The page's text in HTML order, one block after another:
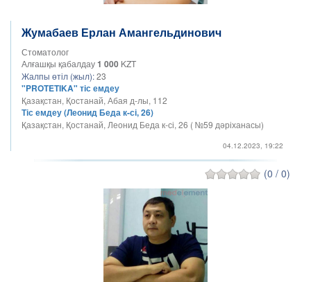
Жумабаев Ерлан Амангельдинович
Стоматолог
Алғашқы қабалдау1 000 KZT
Жалпы өтіл (жыл):23
"PROTETIKA" тіс емдеу
Қазақстан, Қостанай, Абая д-лы, 112
Тіс емдеу (Леонид Беда к-сі, 26)
Қазақстан, Қостанай, Леонид Беда к-сі, 26 ( №59 дәріханасы)
04.12.2023, 19:22
(0 / 0)